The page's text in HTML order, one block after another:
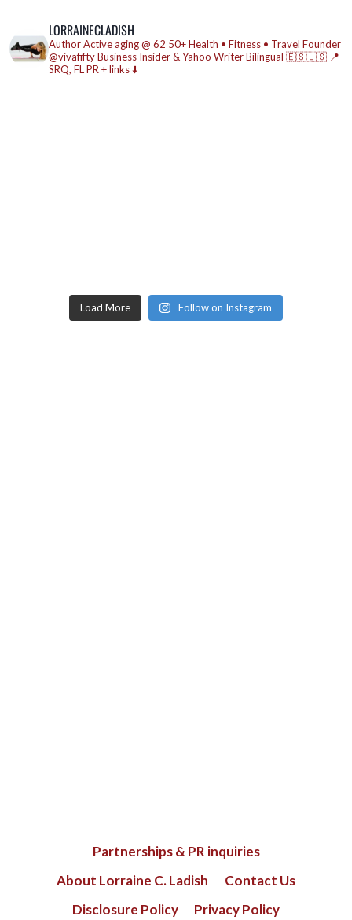
LORRAINECLADISH
AuthorActive aging @ 62 50+ Health • Fitness • Travel Founder
@vivafiftyBusiness Insider & Yahoo WriterBilingual 🇪🇸🇺🇸 📍
SRQ, FLPR + links ⬇️
Load More Follow on Instagram
Partnerships & PR inquiries
About Lorraine C. Ladish
Contact Us
Disclosure Policy
Privacy Policy